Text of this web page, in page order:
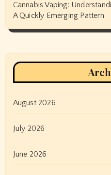
Cannabis Vaping:
A Quickly Emerging Pattern
August 2026
July 2026
June 2026